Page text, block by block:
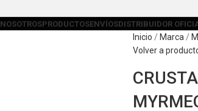
NOSOTROSPRODUCTOSENVÍOSDISTRIBUIDOR
Inicio Marca
Volver a